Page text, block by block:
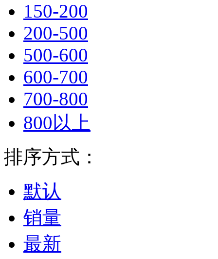
150-200
200-500
500-600
600-700
700-800
800以上
排序方式：
默认
销量
最新